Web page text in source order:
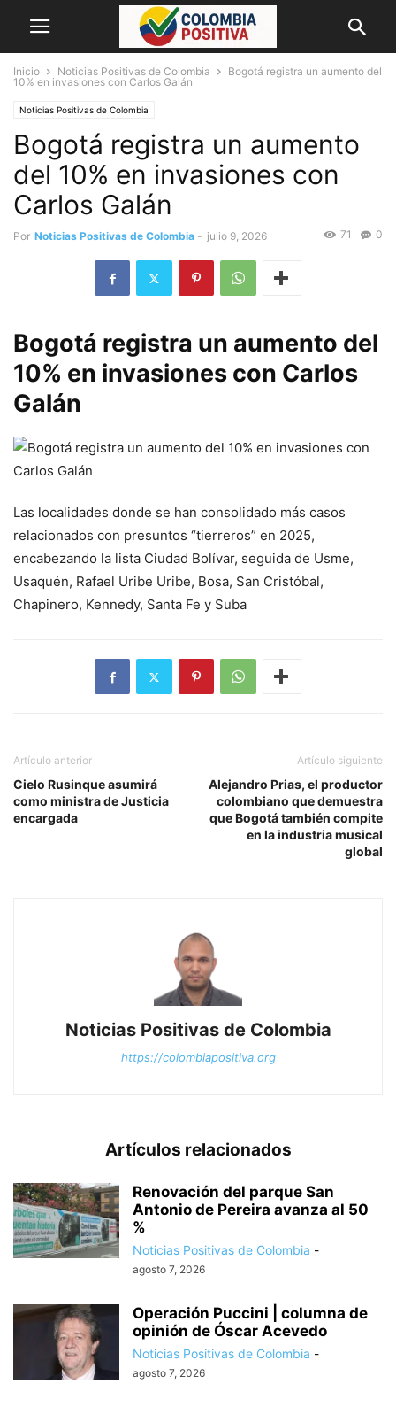
Inicio Noticias Positivas de Colombia
Bogotá registra un aumento del
10% en invasiones con Carlos Galán
Noticias Positivas de Colombia
Bogotá registra un aumento
del 10% en invasiones con
Carlos Galán
Por Noticias Positivas de Colombia - julio 9, 2026 0
71
Bogotá registra un aumento del
10% en invasiones con Carlos
Galán
Las localidades donde se han consolidado más casos
relacionados con presuntos “tierreros” en 2025,
encabezando la lista Ciudad Bolívar, seguida de Usme,
Usaquén, Rafael Uribe Uribe, Bosa, San Cristóbal,
Chapinero, Kennedy, Santa Fe y Suba
Artículo anterior
Cielo Rusinque asumirá
como ministra de Justicia
encargada
Artículo siguiente
Alejandro Prias, el productor
colombiano que demuestra
que Bogotá también compite
en la industria musical
global
Noticias Positivas de Colombia
https://colombiapositiva.org
Artículos relacionados
Renovación del parque San
Antonio de Pereira avanza al 50
%
Noticias Positivas de Colombia -
agosto 7, 2026
Operación Puccini | columna de
opinión de Óscar Acevedo
Noticias Positivas de Colombia -
agosto 7, 2026